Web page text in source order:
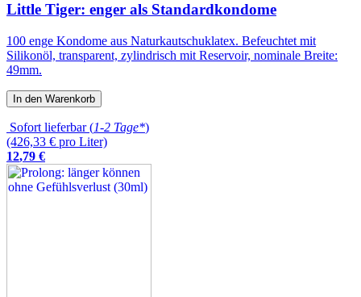
Little Tiger: enger als Standardkondome
100 enge Kondome aus Naturkautschuklatex. Befeuchtet mit
Silikonöl, transparent, zylindrisch mit Reservoir, nominale Breite:
49mm.
In den Warenkorb
Sofort lieferbar (1-2 Tage*)
(426,33 € pro Liter)
12,79 €